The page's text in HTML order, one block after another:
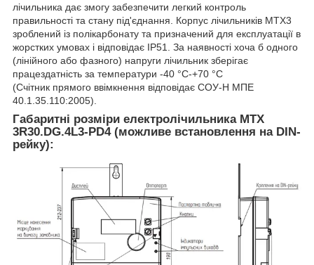
лічильника дає змогу забезпечити легкий контроль
правильності та стану під'єднання. Корпус лічильників МТХ3
зроблений із полікарбонату та призначений для експлуатації в
жорстких умовах і відповідає IP51. За наявності хоча б одного
(лінійного або фазного) напруги лічильник зберігає
працездатність за температури -40 °C-+70 °C
(Счітник прямого ввімкнення відповідає СОУ-Н МПЕ
40.1.35.110:2005).
Габаритні розміри електролічильника MTX
3R30.DG.4L3-PD4(можливе встановлення на DIN-
рейку):